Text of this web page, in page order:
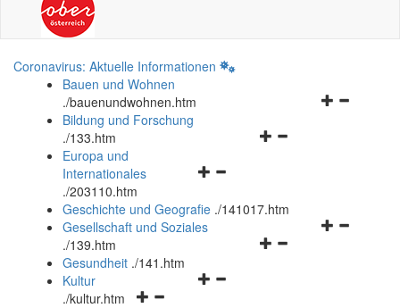
Coronavirus: Aktuelle Informationen
Bauen und Wohnen
./bauenundwohnen.htm
Navigationsmenü
Bildung und Forschung
./133.htm
Navigationsmenü
und
schließen
Europa und
Internationales
./203110.htm
Geschichte und Geografie ./141017.htm
Navigationsmenü
Gesellschaft und Soziales
./139.htm
Navigationsmenü
Gesundheit ./141.htm
Navigationsmenü
Kultur
./kultur.htm